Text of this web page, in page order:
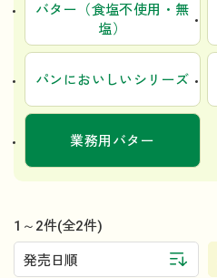
バター（食塩不使用・無
塩）
パンにおいしいシリーズ
業務用バター
1～2件(全2件)
発売日順